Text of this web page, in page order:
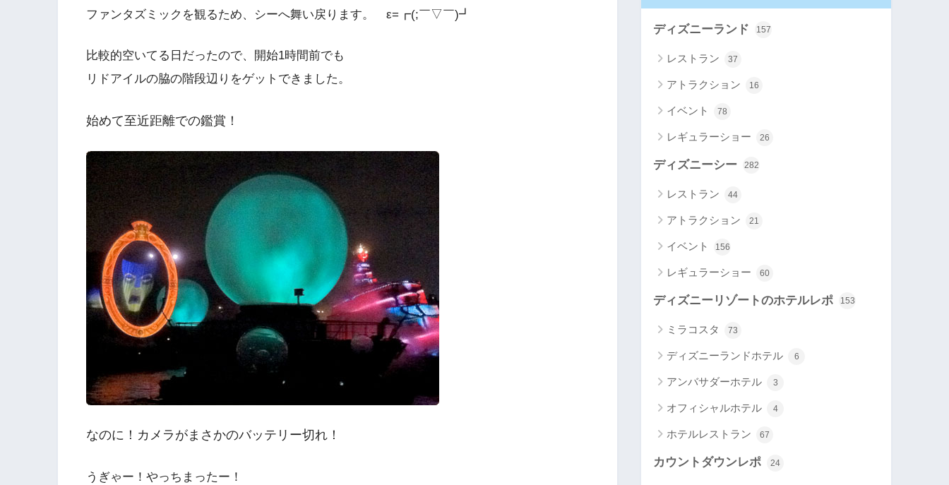
ファンタズミックを観るため、シーへ舞い戻ります。 ε=┏(;￣▽￣)┛
比較的空いてる日だったので、開始1時間前でも
リドアイルの脇の階段辺りをゲットできました。
始めて至近距離での鑑賞！
なのに！カメラがまさかのバッテリー切れ！
うぎゃー！やっちまったー！
ディズニーランド 157
レストラン 37
アトラクション 16
イベント 78
レギュラーショー 26
ディズニーシー 282
レストラン 44
アトラクション 21
イベント 156
レギュラーショー 60
ディズニーリゾートのホテルレポ 153
ミラコスタ 73
ディズニーランドホテル 6
アンバサダーホテル 3
オフィシャルホテル 4
ホテルレストラン 67
カウントダウンレポ 24